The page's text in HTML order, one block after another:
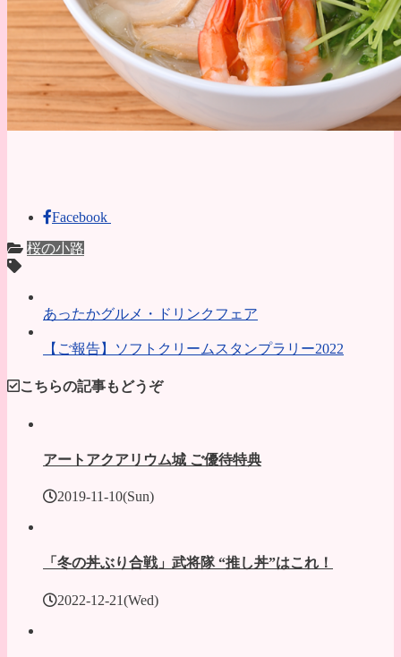
Facebook
桜の小路
あったかグルメ・ドリンクフェア
【ご報告】ソフトクリームスタンプラリー2022
こちらの記事もどうぞ
アートアクアリウム城 ご優待特典
2019-11-10(Sun)
「冬の丼ぶり合戦」武将隊 “推し丼”はこれ！
2022-12-21(Wed)